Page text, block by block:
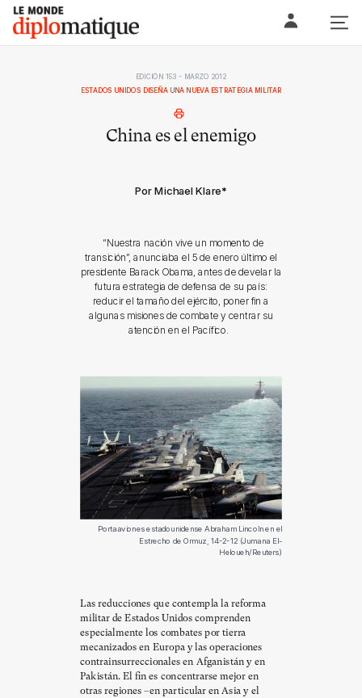
Skip
content
Le monde diplomatique
EDICIÓN 153 - MARZO 2012
ESTADOS UNIDOS DISEÑA UNA NUEVA ESTRATEGIA MILITAR
China es el enemigo
Por Michael Klare*
“Nuestra nación vive un momento de
transición”, anunciaba el 5 de enero último el
presidente Barack Obama, antes de develar la
futura estrategia de defensa de su país:
reducir el tamaño del ejército, poner fin a
algunas misiones de combate y centrar su
atención en el Pacífico.
Portaaviones estadounidense Abraham Lincoln en el
Estrecho de Ormuz, 14-2-12 (Jumana El-
Heloueh/Reuters)
Las reducciones que contempla la reforma
militar de Estados Unidos comprenden
especialmente los combates por tierra
mecanizados en Europa y las operaciones
contrainsurreccionales en Afganistán y en
Pakistán. El fin es concentrarse mejor en
otras regiones –en particular en Asia y el